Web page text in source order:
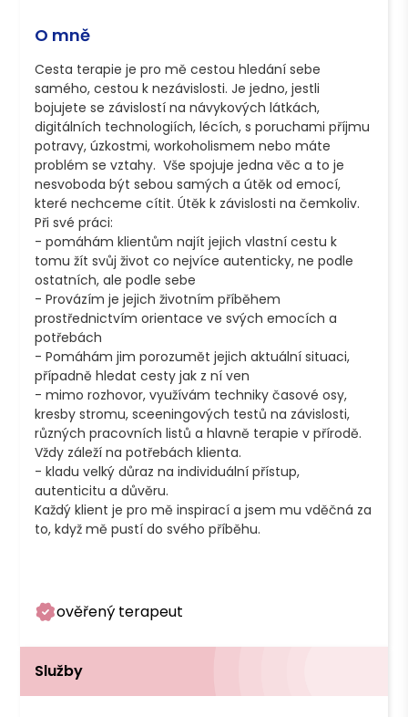
O mně
Cesta terapie je pro mě cestou hledání sebe
samého, cestou k nezávislosti. Je jedno, jestli
bojujete se závislostí na návykových látkách,
digitálních technologiích, lécích, s poruchami příjmu
potravy, úzkostmi, workoholismem nebo máte
problém se vztahy.  Vše spojuje jedna věc a to je
nesvoboda být sebou samých a útěk od emocí,
které nechceme cítit. Útěk k závislosti na čemkoliv.
Při své práci:
- pomáhám klientům najít jejich vlastní cestu k
tomu žít svůj život co nejvíce autenticky, ne podle
ostatních, ale podle sebe
- Provázím je jejich životním příběhem
prostřednictvím orientace ve svých emocích a
potřebách
- Pomáhám jim porozumět jejich aktuální situaci,
případně hledat cesty jak z ní ven
- mimo rozhovor, využívám techniky časové osy,
kresby stromu, sceeningových testů na závislosti,
různých pracovních listů a hlavně terapie v přírodě.
Vždy záleží na potřebách klienta.
- kladu velký důraz na individuální přístup,
autenticitu a důvěru.
Každý klient je pro mě inspirací a jsem mu vděčná za
to, když mě pustí do svého příběhu.
ověřený terapeut
Služby